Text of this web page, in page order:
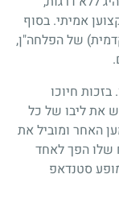
אמיתי. בסוף
של הפלחה"ן,
חיוכו
את ליבו של כל
האחר ומוביל את
שלו הפך לאחד
סטנדאפ